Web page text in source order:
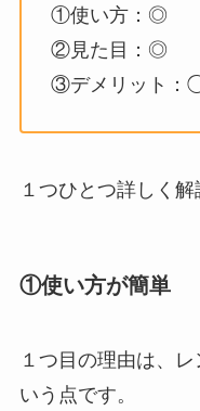
①使い方：◎
②見た目：◎
③デメリット：
１つひとつ詳しく解
①使い方が簡単
１つ目の理由は、
いう点です。